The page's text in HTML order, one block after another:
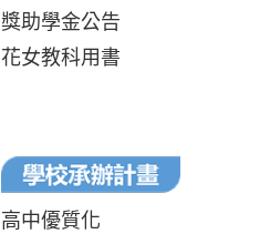
獎助學金公告
花女教科用書
高中優質化